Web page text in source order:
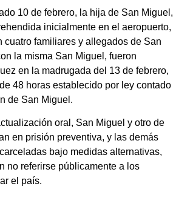
10 de febrero, la hija de San Miguel,
inicialmente en el aeropuerto,
cuatro familiares y allegados de San
la misma San Miguel, fueron
en la madrugada del 13 de febrero,
48 horas establecido por ley contado
de San Miguel.
oral, San Miguel y otro de
en prisión preventiva, y las demás
bajo medidas alternativas,
no referirse públicamente a los
el país.